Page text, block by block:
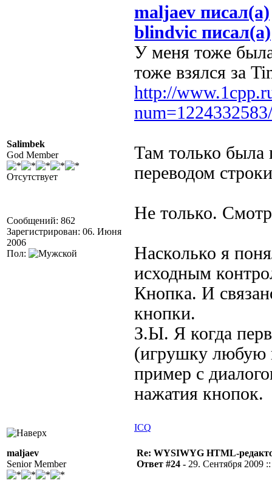
Salimbek
God Member
Отсутствует
Сообщений: 862
Зарегистрирован: 06. Июня
2006
Пол:
maljaev писал(а)
blindvic писал(а)
У меня тоже
тоже взялся за
http://
Там только
переводом
Не только.
Насколько я
исходным
Кнопка. И
кнопки.
З.Ы. Я когда
(игрушку любую
пример с
нажатия кнопок.
ICQ
maljaev
Senior Member
Re: WYSIWYG HTML-
Ответ #24 - 29. Сентября 2009